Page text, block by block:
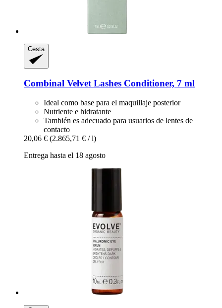
Cesta
Combinal Velvet Lashes Conditioner, 7 ml
Ideal como base para el maquillaje posterior
Nutriente e hidratante
También es adecuado para usuarios de lentes de
contacto
20,06 € (2.865,71 € / l)
Entrega hasta el 18 agosto